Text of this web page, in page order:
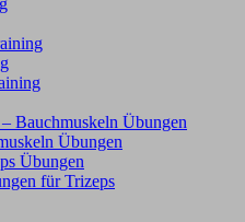
Bauchmuskeln Übungen
Übungen
Übungen
für Trizeps